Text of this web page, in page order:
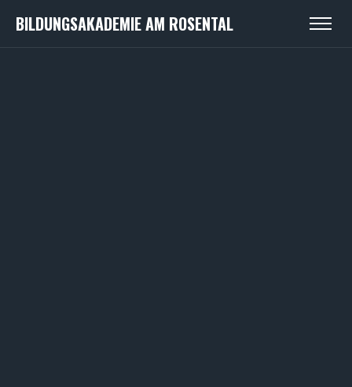
BILDUNGSAKADEMIE AM ROSENTAL